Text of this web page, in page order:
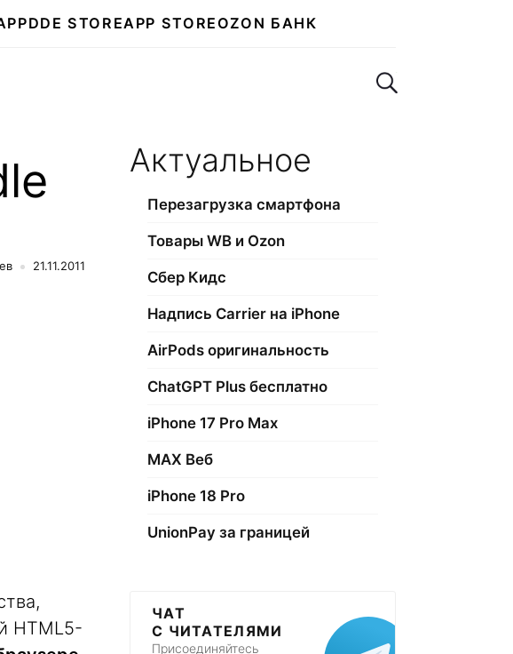
DDE STOREAPP STORE OZON БАНК
Поиск по сайту
21.11.2011
HTML5-
Актуальное
Перезагрузка смартфона
Товары WB и Ozon
Сбер Кидс
Надпись Carrier на iPhone
AirPods оригинальность
ChatGPT Plus бесплатно
iPhone 17 Pro Max
МАХ Веб
iPhone 18 Pro
UnionPay за границей
ЧАТ
С ЧИТАТЕЛЯМИ
Присоединяйтесь